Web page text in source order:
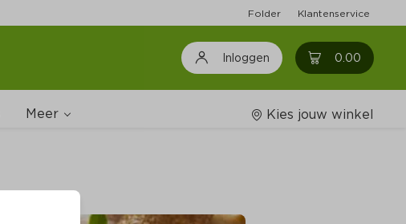
Folder Klantenservice
Inloggen 0.00 0
Meer
Wijnshop
Kies jouw winkel